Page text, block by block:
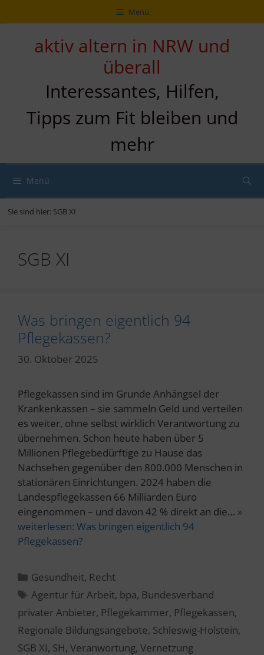
Inhalt
zur
Navigation
Inhalt
Menü
aktiv altern in NRW und
überall
Interessantes, Hilfen,
Tipps zum Fit bleiben und
mehr
Menü
Sie sind hier: SGB XI
SGB XI
Was bringen eigentlich 94
Pflegekassen?
30. Oktober 2025
Pflegekassen sind im Grunde Anhängsel der
Krankenkassen – sie sammeln Geld und verteilen
es weiter, ohne selbst wirklich Verantwortung zu
übernehmen. Schon heute haben über 5
Millionen Pflegebedürftige zu Hause das
Nachsehen gegenüber den 800.000 Menschen in
stationären Einrichtungen. 2024 haben die
Landespflegekassen 66 Milliarden Euro
eingenommen – und davon 42 % direkt an die… »
weiterlesen: Was bringen eigentlich 94
Pflegekassen?
Kategorien
Gesundheit, Recht
Schlagwörter
Agentur für Arbeit, bpa, Bundesverband
privater Anbieter, Pflegekammer, Pflegekassen,
Regionale Bildungsangebote, Schleswig-Holstein,
SGB XI, SH, Veranwortung, Vernetzung